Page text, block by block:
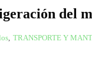
del
, TRANSPORTE Y